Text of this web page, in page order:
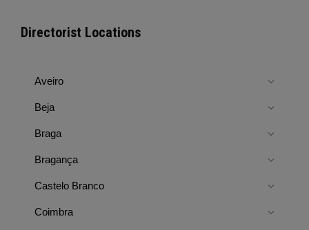
Directorist Locations
Aveiro
Beja
Braga
Bragança
Castelo Branco
Coimbra